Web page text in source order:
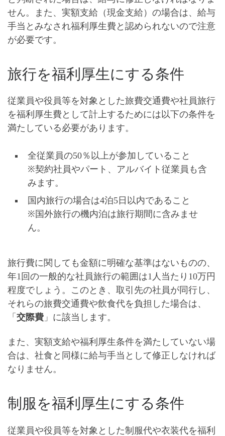
せん。また、 実額支給（現金支給）の場合は、給与
手当とみなされ福利厚生費と認められないので注意
が必要です。
旅行を福利厚生にする条件
従業員や役員等を対象とした旅費交通費や社員旅行
を福利厚生費として計上するためには以下の条件を
満たしている必要があります。
全従業員の50％以上が参加していること
※契約社員やパート、アルバイト従業員も含
みます。
国内旅行の場合は4泊5日以内であること
※国外旅行の機内泊は旅行期間に含みませ
ん。
旅行費に関しても金額に明確な基準はないものの、
年1回の一般的な社員旅行の範囲は1人当たり10万円
程度でしょう。このとき、取引先の社員が同行し、
それらの旅費交通費や飲食代を負担した場合は、
「 交際費 」に該当します。
また、 実額支給や福利厚生条件を満たしていない場
合は、社食と同様に給与手当として修正 しなければ
なりません。
制服を福利厚生にする条件
従業員や役員等を対象とした制服代や衣装代を福利